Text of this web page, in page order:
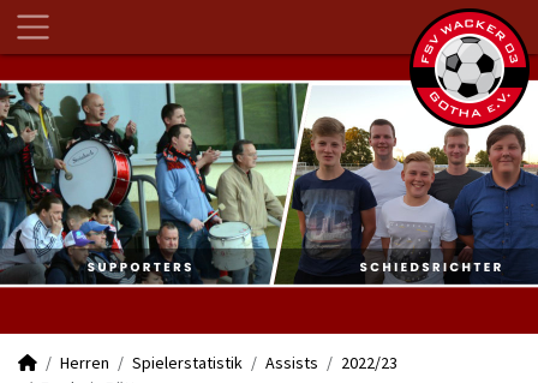
Herren Spielerstatistik Assists
2022/23